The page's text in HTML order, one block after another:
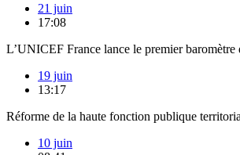
21 juin
17:08
L’UNICEF France lance le premier baromètre
19 juin
13:17
Réforme de la haute fonction publique
10 juin